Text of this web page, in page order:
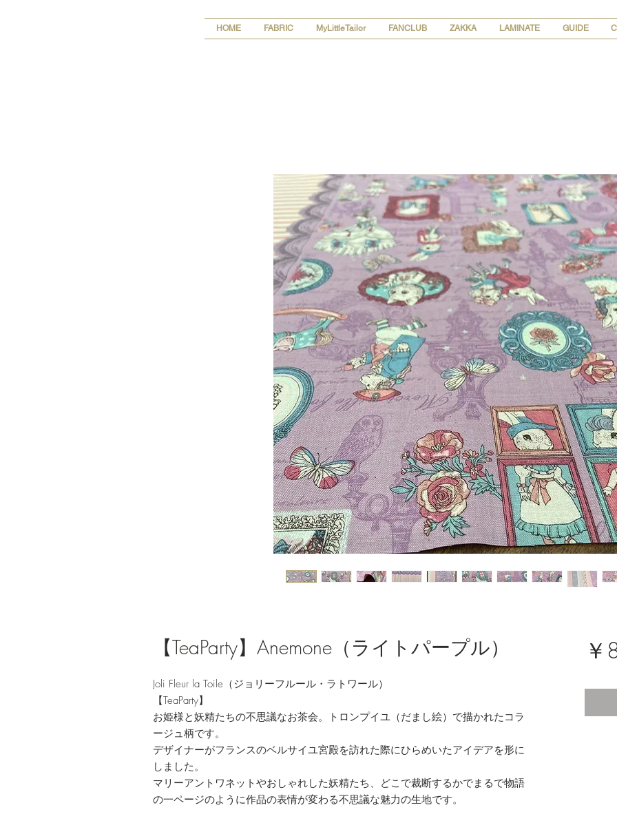
HOME FABRIC MyLittleTailor FANCLUB ZAKKA LAMINATE GUIDE
【TeaParty】Anemone（ライトパープル）
Joli Fleur la Toile（ジョリーフルール・ラトワール）
【TeaParty】
お姫様と妖精たちの不思議なお茶会。トロンプイユ（だまし絵）で描かれたコラ
ージュ柄です。
デザイナーがフランスのベルサイユ宮殿を訪れた際にひらめいたアイデアを形に
しました。
マリーアントワネットやおしゃれした妖精たち、どこで裁断するかでまるで物語
の一ページのように作品の表情が変わる不思議な魅力の生地です。